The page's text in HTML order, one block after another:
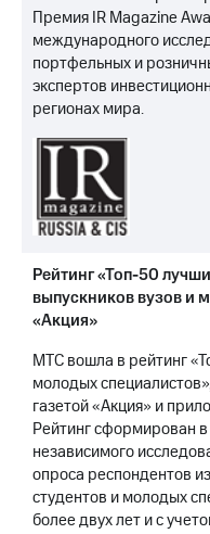
Премия IR Magazine
международного
портфельных и
экспертов
регионах мира.
Рейтинг «Топ-50
выпускников вузов и
«Акция»
МТС вошла в рейтинг
молодых
газетой «Акция» и
Рейтинг сформирован
независимого
опроса респондентов
студентов и молодых
более двух лет и с